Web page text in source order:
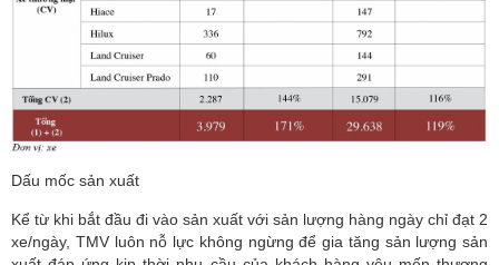
Dấu mốc sản xuất
Kể từ khi bắt đầu đi vào sản xuất với sản lượng hàng ngày chỉ đạt 2
xe/ngày, TMV luôn nỗ lực không ngừng để gia tăng sản lượng sản